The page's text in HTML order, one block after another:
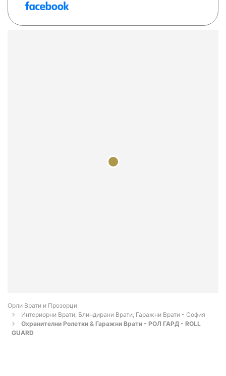
Орли Врати и Прозорци
Интериорни Врати, Блиндирани Врати, Гаражни Врати - София
Охранителни Ролетки & Гаражни Врати - РОЛ ГАРД - ROLL
GUARD